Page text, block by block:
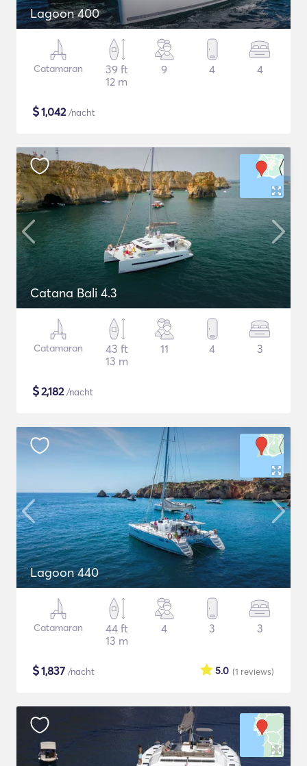
Lagoon 400
Catamaran
39 ft
12 m
9 4 4
$1,042/nacht
Catana Bali 4.3
Catamaran
43 ft
13 m
11 4 3
$2,182/nacht
Lagoon 440
Catamaran
44 ft
13 m
4 3 3
$1,837 /nacht (1 reviews)
5.0